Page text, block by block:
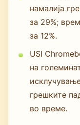
намалија
за 29%;
за 12%.
USI
на
грешките
во време.